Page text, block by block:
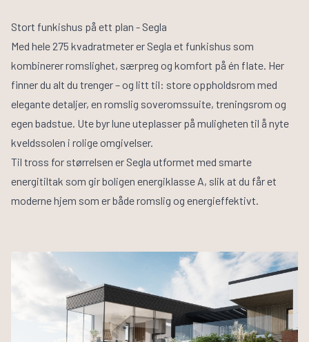
Stort funkishus på ett plan - Segla
Med hele 275 kvadratmeter er Segla et funkishus som
kombinerer romslighet, særpreg og komfort på én flate. Her
finner du alt du trenger – og litt til: store oppholdsrom med
elegante detaljer, en romslig soveromssuite, treningsrom og
egen badstue. Ute byr lune uteplasser på muligheten til å nyte
kveldssolen i rolige omgivelser.
Til tross for størrelsen er Segla utformet med smarte
energitiltak som gir boligen energiklasse A, slik at du får et
moderne hjem som er både romslig og energieffektivt.